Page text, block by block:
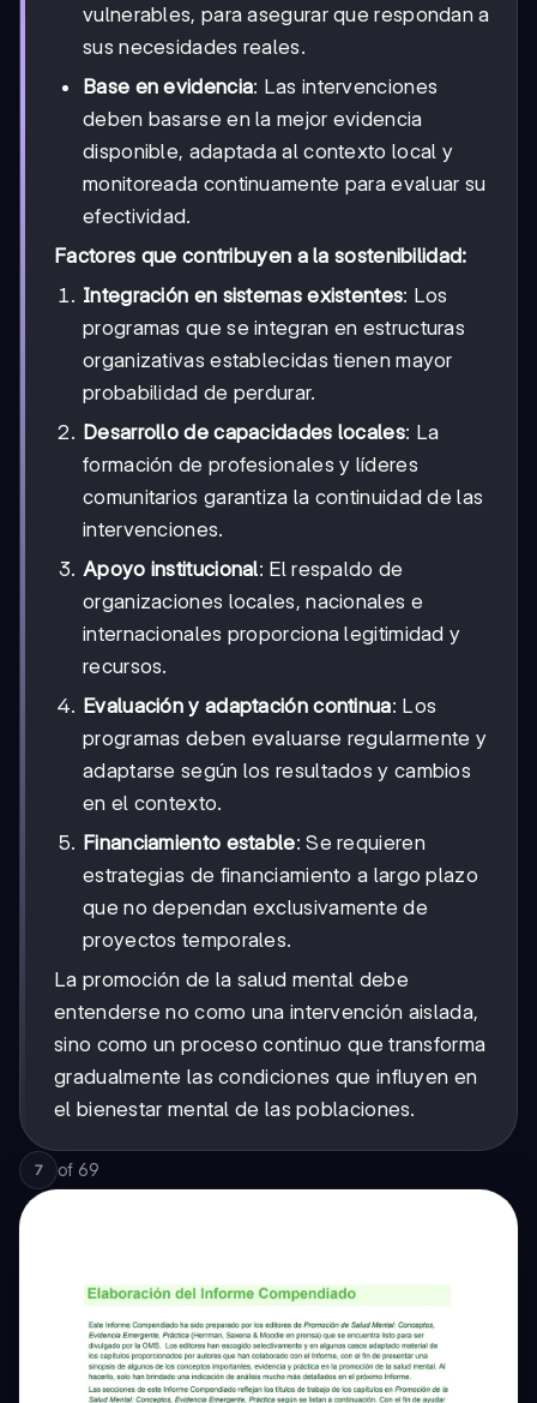
vulnerables, para asegurar que respondan a
sus necesidades reales.
Base en evidencia: Las intervenciones
deben basarse en la mejor evidencia
disponible, adaptada al contexto local y
monitoreada continuamente para evaluar su
efectividad.
Factores que contribuyen a la sostenibilidad:
Integración en sistemas existentes: Los
programas que se integran en estructuras
organizativas establecidas tienen mayor
probabilidad de perdurar.
Desarrollo de capacidades locales: La
formación de profesionales y líderes
comunitarios garantiza la continuidad de las
intervenciones.
Apoyo institucional: El respaldo de
organizaciones locales, nacionales e
internacionales proporciona legitimidad y
recursos.
Evaluación y adaptación continua: Los
programas deben evaluarse regularmente y
adaptarse según los resultados y cambios
en el contexto.
Financiamiento estable: Se requieren
estrategias de financiamiento a largo plazo
que no dependan exclusivamente de
proyectos temporales.
La promoción de la salud mental debe
entenderse no como una intervención aislada,
sino como un proceso continuo que transforma
gradualmente las condiciones que influyen en
el bienestar mental de las poblaciones.
7 of 69